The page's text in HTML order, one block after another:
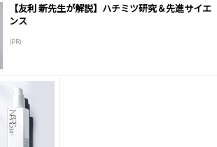
【友利 新先生が解説】ハチミツ研究＆先進サイエ
ンス
(PR)